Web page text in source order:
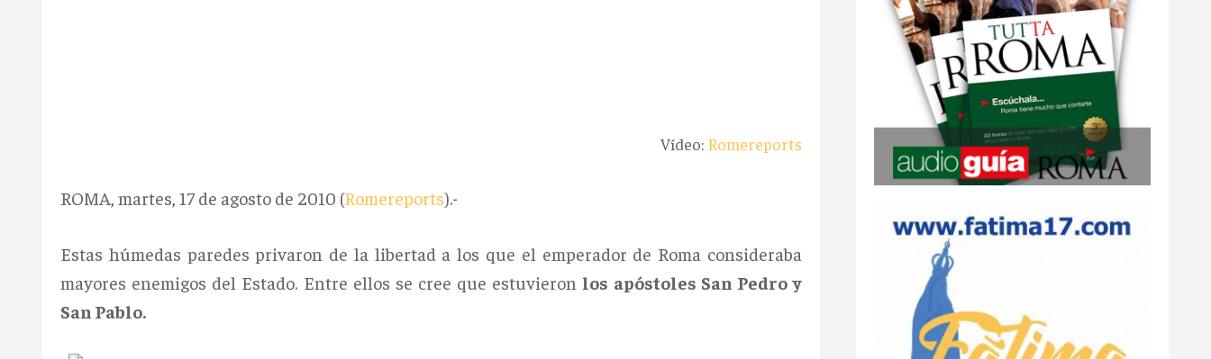
Vídeo: Romereports
ROMA, martes, 17 de agosto de 2010 (Romereports).-
Estas húmedas paredes privaron de la libertad a los que el emperador de Roma consideraba
mayores enemigos del Estado. Entre ellos se cree que estuvieron los apóstoles San Pedro y
San Pablo.